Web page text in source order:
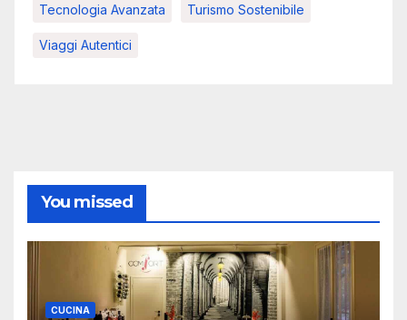
Tecnologia Avanzata Turismo Sostenibile
Viaggi Autentici
You missed
CUCINA